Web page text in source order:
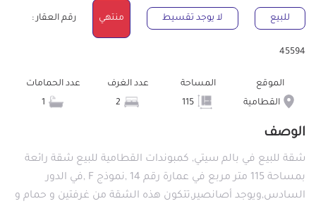
للبيع لا يوجد تقسيط منتهي رقم العقار :
45594
الموقع
القطامية
المساحة
عدد الغرف
عدد الحمامات
الوصف
شقة للبيع في بالم سيتي, كمبوندات القطامية للبيع شقة رائعة
بمساحة 115 متر مربع في عمارة رقم 14 ,نموذج F ,في الدور
السادس,ويوجد أصانصير,تتكون هذه الشقة من غرفتين و حمام و